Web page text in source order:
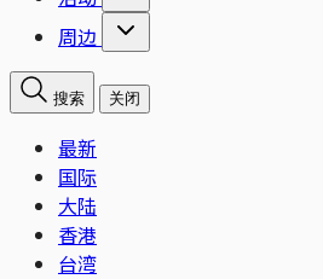
周边
搜索 关闭
最新
国际
大陆
香港
台湾